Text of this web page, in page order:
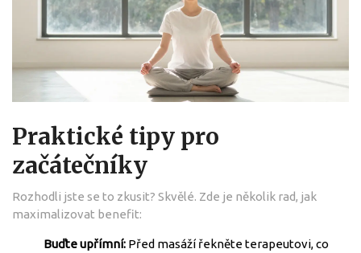
Praktické tipy pro
začátečníky
Rozhodli jste se to zkusit? Skvělé. Zde je několik rad, jak
maximalizovat benefit:
Buďte upřímní: Před masáží řekněte terapeutovi, co